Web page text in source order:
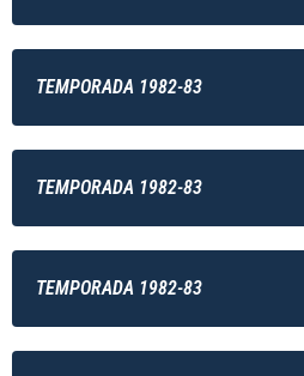
TEMPORADA 1982-83
TEMPORADA 1982-83
TEMPORADA 1982-83